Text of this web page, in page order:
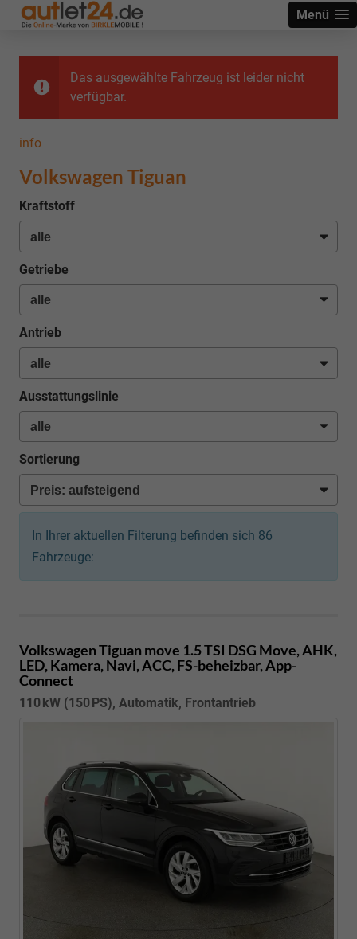
Menü
Das ausgewählte Fahrzeug ist leider nicht
verfügbar.
info
Volkswagen Tiguan
Kraftstoff
Getriebe
Antrieb
Ausstattungslinie
Sortierung
In Ihrer aktuellen Filterung befinden sich 86
Fahrzeuge:
Volkswagen Tiguanmove 1.5 TSI DSG Move, AHK,
LED, Kamera, Navi, ACC, FS-beheizbar, App-
Connect
110 kW (150 PS), Automatik, Frontantrieb